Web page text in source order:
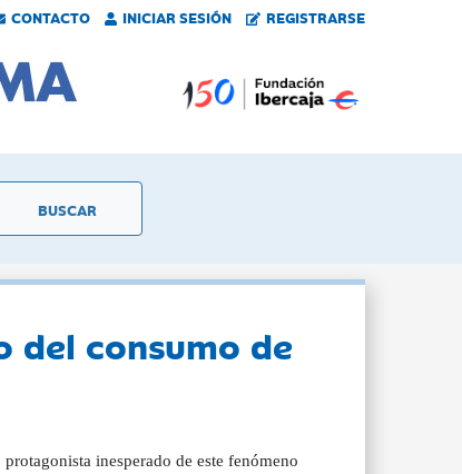
CONTACTO INICIAR SESIÓN REGISTRARSE
del consumo de
inesperado de este fenómeno